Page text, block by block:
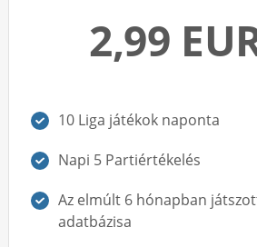
2,99
10 Liga játékok naponta
Napi 5 Partiértékelés
Az elmúlt 6 hónapban
adatbázisa